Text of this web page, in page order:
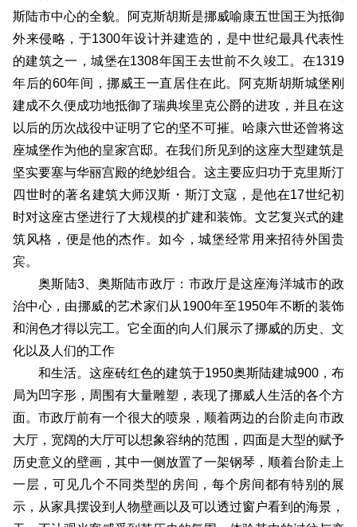
斯陆市中心的全貌。阿克斯胡斯是挪威喻康五世国王为抵御
外来侵略，于1300年设计并建造的，是中世纪最具代表性
的建筑之一，城堡在1308年国王去世前不久竣工。在1319
年后的60年间，挪威王一直居住在此。阿克斯胡斯城堡刚
建成不久便成功地抵御了瑞典埃里克公爵的进攻，并且在这
以后的历次战役中证明了它的坚不可摧。哈康六世还曾将这
座城堡作为他的皇家宫邸。在我们所见到的这座大型建筑是
坚实要塞与华丽宫殿的绝妙组合。这主要应归功于克里斯汀
四世时的著名建筑大师汉斯・斯汀文寇，是他在17世纪初
时对这座古堡进行了大规模的扩建和装饰。文艺复兴式的建
筑风格，便是他的杰作。如今，城堡经常用来招待外国贵
宾。
奥斯陆3、奥斯陆市政厅：市政厅是这座海洋城市的政
治中心，由挪威的艺术家们从1900年至1950年不断的装饰
和润色才得以完工。它全面的向人们展示了挪威的历史、文
化以及人们的工作
和生活。这座砖红色的建筑于1950奥斯陆建城900，布
局为凹字形，周围有大量雕塑，表现了挪威人生活的各个方
面。市政厅前有一个很大的喷泉，顺着两边的台阶走向市政
大厅，宽阔的大厅可以想象容纳的范围，四面是大型的赋予
历史意义的壁画，其中一侧放置了一架钢琴，顺着台阶走上
一层，可见几个不同类型的房间，每个房间都有特别的展
示，从家具摆设到人物壁画以及可以透过窗户看到的海景，